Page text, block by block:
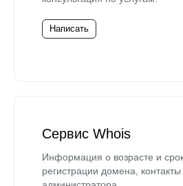
Написать
Сервис Whois
Информация о возрасте и
регистрации домена, контакты